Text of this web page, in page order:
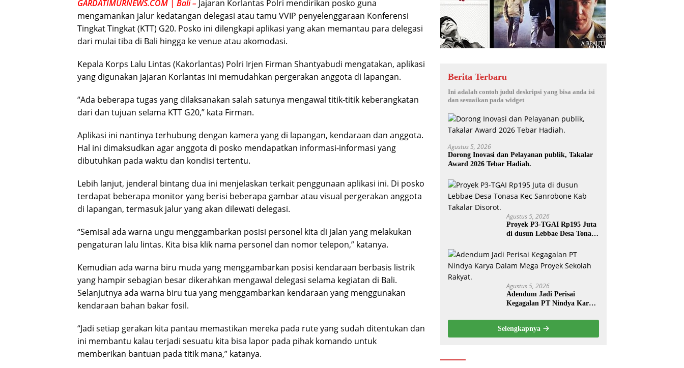
GARDATIMURNEWS.COM | Bali – Jajaran Korlantas Polri mendirikan posko guna
mengamankan jalur kedatangan delegasi atau tamu VVIP penyelenggaraan Konferensi
Tingkat Tingkat (KTT) G20. Posko ini dilengkapi aplikasi yang akan memantau para delegasi
dari mulai tiba di Bali hingga ke venue atau akomodasi.
Kepala Korps Lalu Lintas (Kakorlantas) Polri Irjen Firman Shantyabudi mengatakan, aplikasi
yang digunakan jajaran Korlantas ini memudahkan pergerakan anggota di lapangan.
“Ada beberapa tugas yang dilaksanakan salah satunya mengawal titik-titik keberangkatan
dari dan tujuan selama KTT G20,” kata Firman.
Aplikasi ini nantinya terhubung dengan kamera yang di lapangan, kendaraan dan anggota.
Hal ini dimaksudkan agar anggota di posko mendapatkan informasi-informasi yang
dibutuhkan pada waktu dan kondisi tertentu.
Lebih lanjut, jenderal bintang dua ini menjelaskan terkait penggunaan aplikasi ini. Di posko
terdapat beberapa monitor yang berisi beberapa gambar atau visual pergerakan anggota
di lapangan, termasuk jalur yang akan dilewati delegasi.
“Semisal ada warna ungu menggambarkan posisi personel kita di jalan yang melakukan
pengaturan lalu lintas. Kita bisa klik nama personel dan nomor telepon,” katanya.
Kemudian ada warna biru muda yang menggambarkan posisi kendaraan berbasis listrik
yang hampir sebagian besar dikerahkan mengawal delegasi selama kegiatan di Bali.
Selanjutnya ada warna biru tua yang menggambarkan kendaraan yang menggunakan
kendaraan bahan bakar fosil.
“Jadi setiap gerakan kita pantau memastikan mereka pada rute yang sudah ditentukan dan
ini membantu kalau terjadi sesuatu kita bisa lapor pada pihak komando untuk
memberikan bantuan pada titik mana,” katanya.
Berita Terbaru
Ini adalah contoh judul deskripsi yang bisa anda isi
dan sesuaikan pada widget
Agustus 5, 2026
Dorong Inovasi dan Pelayanan publik, Takalar
Award 2026 Tebar Hadiah.
Agustus 5, 2026
Proyek P3-TGAI Rp195 Juta
di dusun Lebbae Desa Tonasa
Disorot.
Agustus 5, 2026
Adendum Jadi Perisai
Kegagalan PT Nindya Karya
Rakyat.
Selengkapnya